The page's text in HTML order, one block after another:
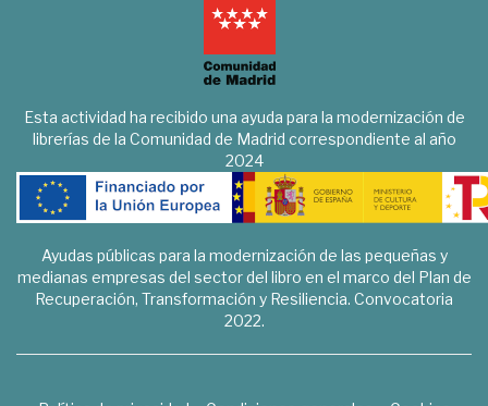
Esta actividad ha recibido una ayuda para la modernización de
librerías de la Comunidad de Madrid correspondiente al año
2024
Ayudas públicas para la modernización de las pequeñas y
medianas empresas del sector del libro en el marco del Plan de
Recuperación, Transformación y Resiliencia. Convocatoria
2022.